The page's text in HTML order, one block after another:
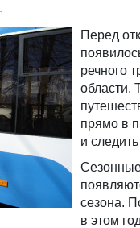
Перед
речного
области.
прямо в
и
сезона.
в этом